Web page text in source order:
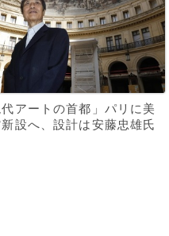
代アートの首都」パリに美
設へ、設計は安藤忠雄氏